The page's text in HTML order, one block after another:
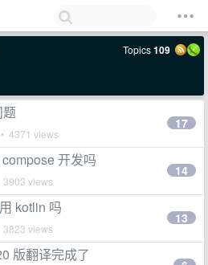
Topics109
题
4371 views
17
开发吗
views
14
kotlin 吗
views
13
版翻译完成了